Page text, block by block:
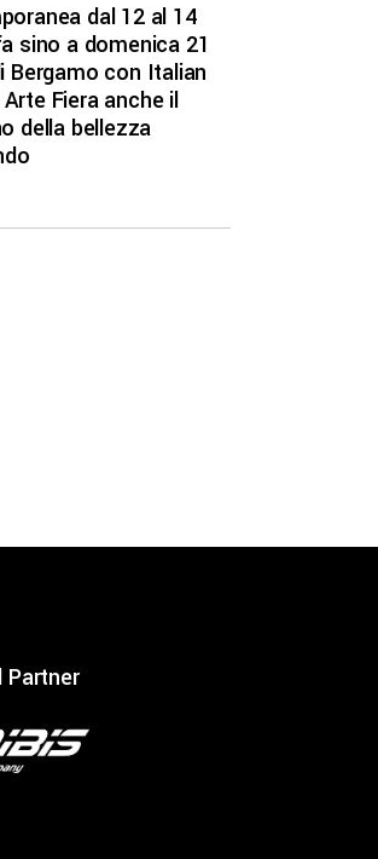
dal 12 al 14
sino a domenica 21
Bergamo con Italian
Fiera anche il
della bellezza
Partner